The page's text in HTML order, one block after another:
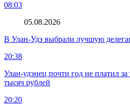
08:03
05.08.2026
В Улан-Удэ выбрали лучшую
20:38
Улан-удэнец почти год не платил
тысяч рублей
20:20